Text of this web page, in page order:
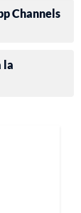
Channels
la